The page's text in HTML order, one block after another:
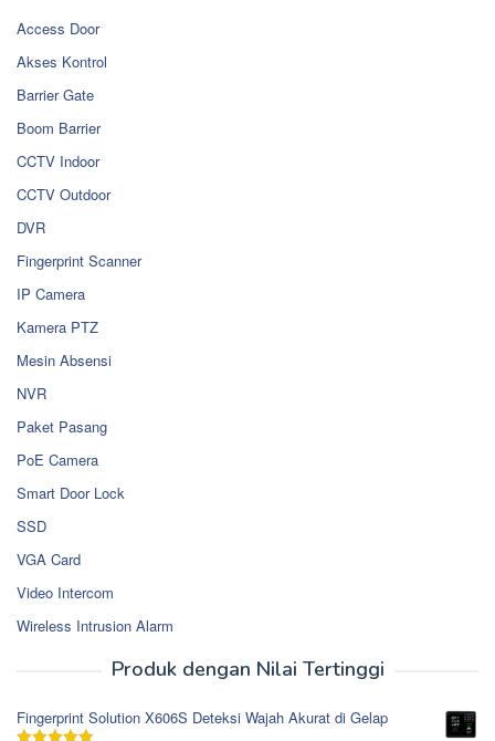
Access Door
Akses Kontrol
Barrier Gate
Boom Barrier
CCTV Indoor
CCTV Outdoor
DVR
Fingerprint Scanner
IP Camera
Kamera PTZ
Mesin Absensi
NVR
Paket Pasang
PoE Camera
Smart Door Lock
SSD
VGA Card
Video Intercom
Wireless Intrusion Alarm
Produk dengan Nilai Tertinggi
Fingerprint Solution X606S Deteksi Wajah Akurat di Gelap